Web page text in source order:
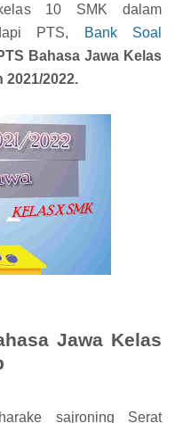
10 SMK dalam
PTS,
Bank Soal
Bahasa Jawa Kelas
2021/2022.
Jawa Kelas
sajroning Serat